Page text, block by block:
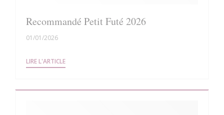
Recommandé Petit Futé 2026
01/01/2026
LIRE L'ARTICLE((OUVRE UNE NOUVELLE FENÊTRE))